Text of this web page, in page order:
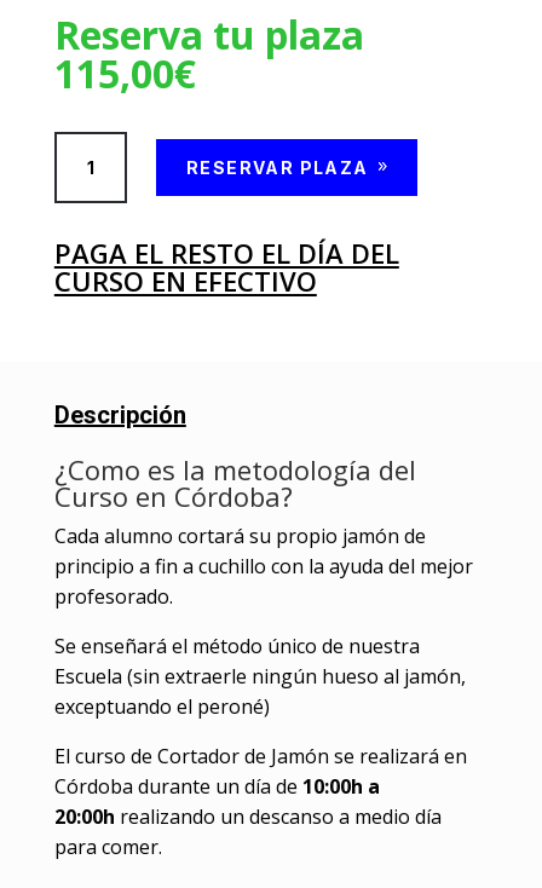
original
era:
450,00€.
es:
Reserva tu plaza
115,00€
Curso
Cortador
Profesional
Jamón
Córdoba
RESERVAR PLAZA
PAGA EL RESTO EL DÍA DEL
CURSO EN EFECTIVO
Descripción
¿Como es la metodología del
Curso en Córdoba?
Cada alumno cortará su propio jamón de
principio a fin a cuchillo con la ayuda del mejor
profesorado.
Se enseñará el método único de nuestra
Escuela (sin extraerle ningún hueso al jamón,
exceptuando el peroné)
El curso de Cortador de Jamón se realizará en
Córdoba durante un día de 10:00h a
20:00h realizando un descanso a medio día
para comer.